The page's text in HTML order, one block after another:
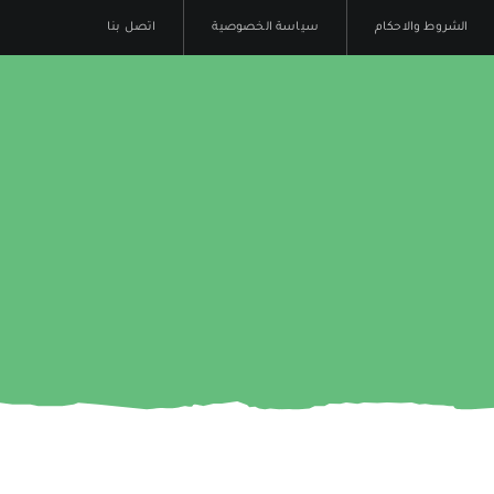
الشروط والاحكام سياسة الخصوصية اتصل بنا